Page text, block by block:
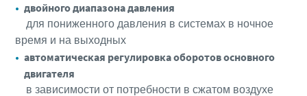
10 шагов к экологичному и более
энергоэффективному производству
сжатого воздуха
двойного диапазона давления
для пониженного давления в системах в ночное
время и на выходных
автоматическая регулировка оборотов основного
двигателя
в зависимости от потребности в сжатом воздухе